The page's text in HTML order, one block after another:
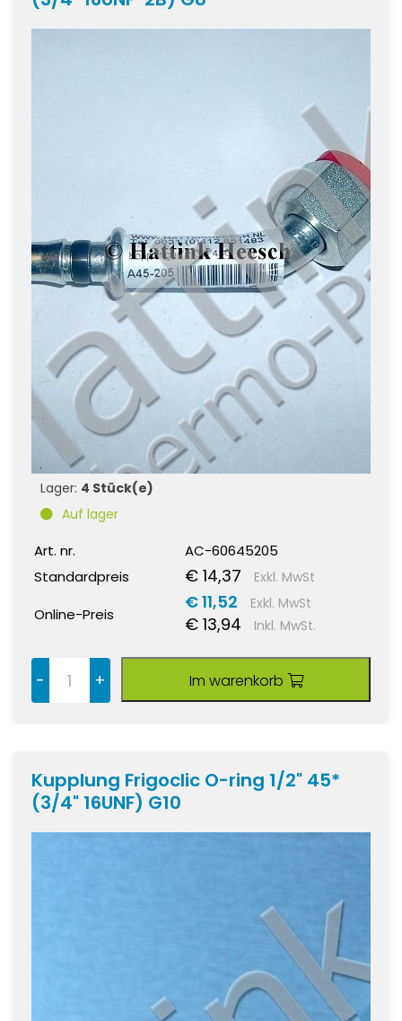
Lager: 4 Stück(e)
Auf lager
Art. nr.
AC-60645205
Standardpreis
€ 14,37 Exkl. MwSt
Online-Preis
€ 11,52 Exkl. MwSt
€ 13,94 Inkl. MwSt.
- + Im warenkorb
Kupplung Frigoclic O-ring 1/2" 45*
(3/4" 16UNF) G10